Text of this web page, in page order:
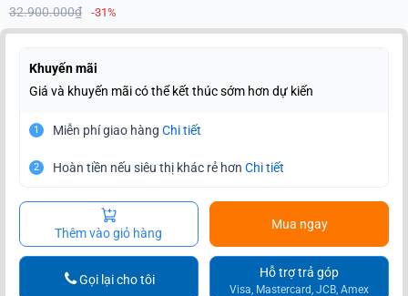
32.900.000₫ -31%
Khuyến mãi
Giá và khuyến mãi có thể kết thúc sớm hơn dự kiến
1 Miễn phí giao hàng Chi tiết
2 Hoàn tiền nếu siêu thị khác rẻ hơn Chi tiết
Thêm vào giỏ hàng
Mua ngay
Hỗ trợ trả góp
Visa, Mastercard, JCB, Amex
Gọi lại cho tôi